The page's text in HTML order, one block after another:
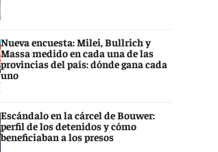
Nueva encuesta: Milei, Bullrich y
Massa medido en cada una de las
provincias del país: dónde gana cada
uno
Escándalo en la cárcel de Bouwer:
perfil de los detenidos y cómo
beneficiaban a los presos